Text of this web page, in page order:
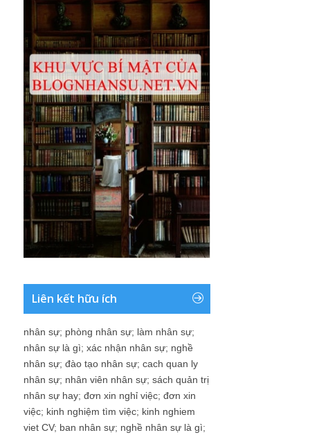
Liên kết hữu ích
nhân sự; phòng nhân sự; làm nhân sự;
nhân sự là gì; xác nhận nhân sự; nghề
nhân sự; đào tạo nhân sự; cach quan ly
nhân sự; nhân viên nhân sự; sách quản trị
nhân sự hay; đơn xin nghỉ việc; đơn xin
việc; kinh nghiệm tìm việc; kinh nghiem
viet CV; ban nhân sự; nghề nhân sự là gì;